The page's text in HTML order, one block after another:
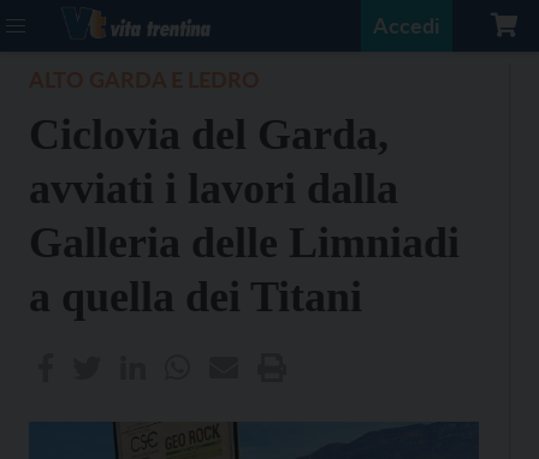
Accedi
Ciclovia del Garda,
avviati i lavori dalla
Galleria delle Limniadi
a quella dei Titani